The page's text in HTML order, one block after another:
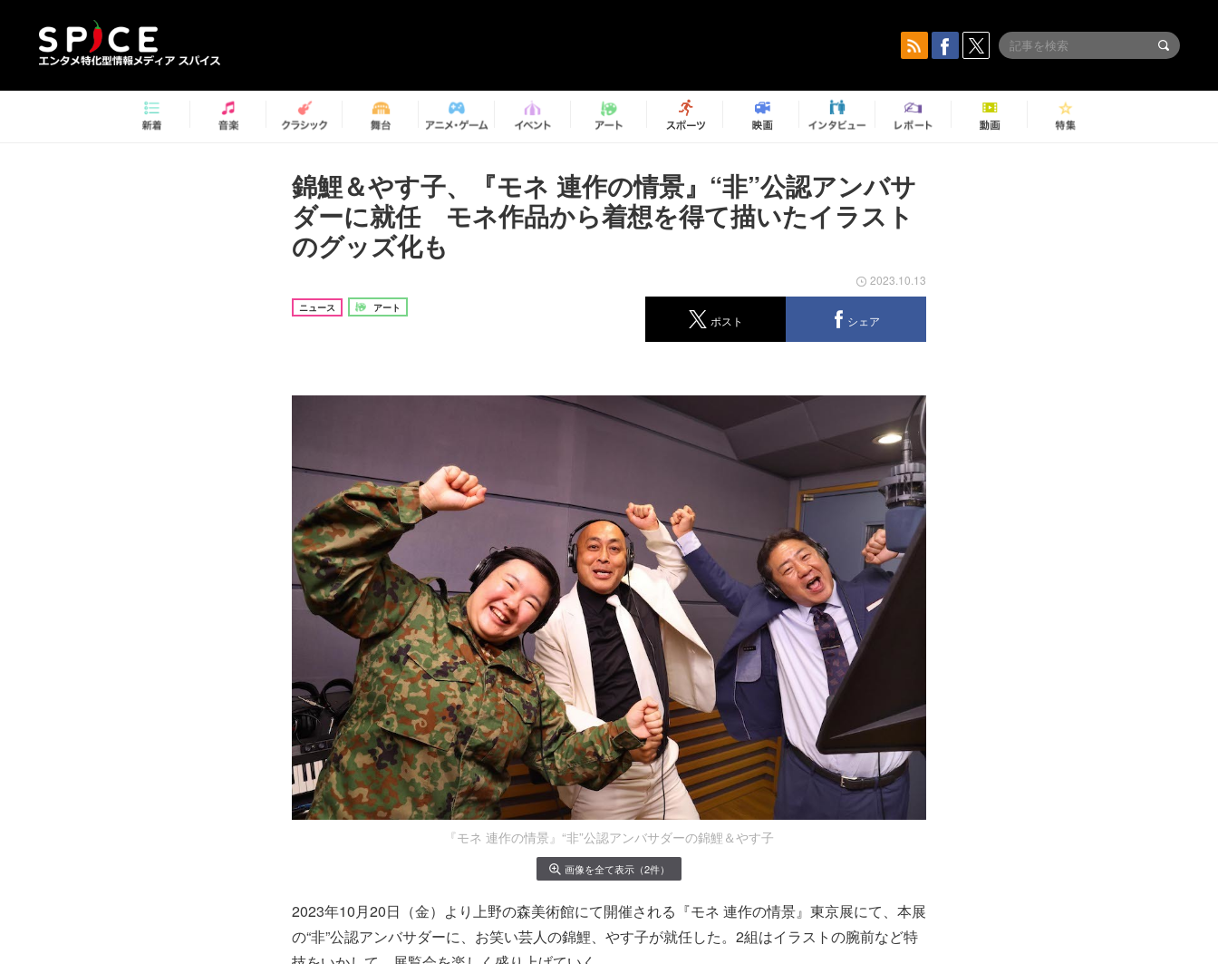
錦鯉＆やす子、『モネ 連作の情景』“非”公認アンバサ
ダーに就任 モネ作品から着想を得て描いたイラスト
のグッズ化も
ニュース アート
2023.10.13
ポスト シェア
『モネ 連作の情景』“非”公認アンバサダーの錦鯉＆やす子
画像を全て表示（2件）
2023年10月20日（金）より上野の森美術館にて開催される『モネ 連作の情景』東京展にて、本展
の“非”公認アンバサダーに、お笑い芸人の錦鯉、やす子が就任した。2組はイラストの腕前など特